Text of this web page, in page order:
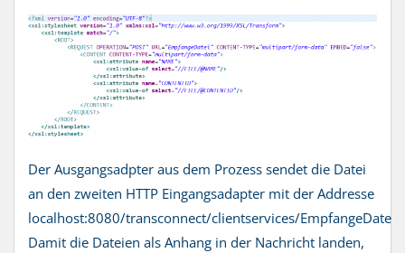
Der Ausgangsadpter aus dem Prozess sendet die Datei
an den zweiten HTTP Eingangsadapter mit der Addresse
localhost:8080/transconnect/clientservices/EmpfangeDatei.
Damit die Dateien als Anhang in der Nachricht landen,